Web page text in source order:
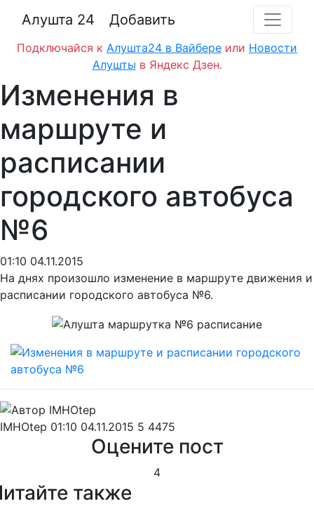
Алушта 24 Добавить
Подключайся к Алушта24 в Вайбере или Новости
Алушты в Яндекс Дзен.
Изменения в
маршруте и
расписании
городского автобуса
№6
01:10 04.11.2015
На днях произошло изменение в маршруте движения и
расписании городского автобуса №6.
IMHOtep 01:10 04.11.2015 5 4475
Оцените пост
4
также